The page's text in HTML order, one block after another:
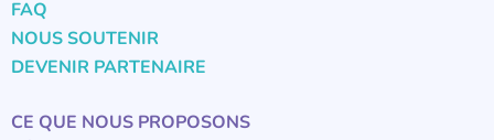
FAQ
NOUS SOUTENIR
DEVENIR PARTENAIRE
CE QUE NOUS PROPOSONS